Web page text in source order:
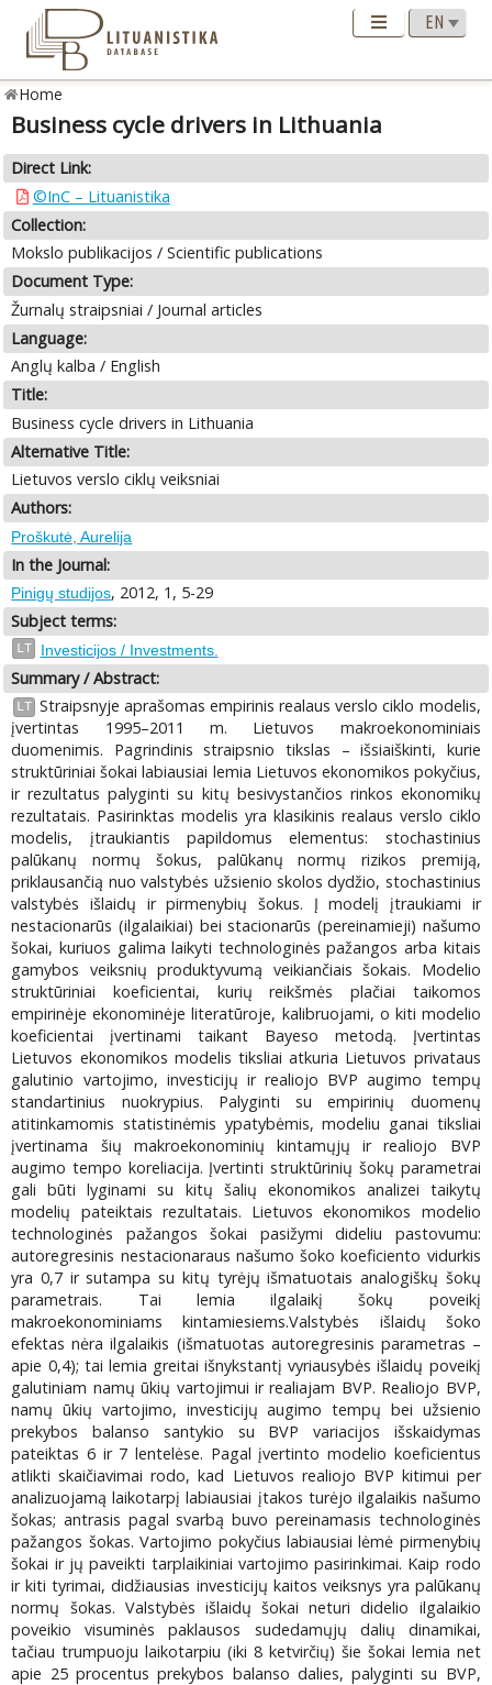
Home
Business cycle drivers in Lithuania
Direct Link:
©InC – Lituanistika
Collection:
Mokslo publikacijos / Scientific publications
Document Type:
Žurnalų straipsniai / Journal articles
Language:
Anglų kalba / English
Title:
Business cycle drivers in Lithuania
Alternative Title:
Lietuvos verslo ciklų veiksniai
Authors:
Proškutė, Aurelija
In the Journal:
Pinigų studijos, 2012, 1, 5-29
Subject terms:
LT Investicijos / Investments.
Summary / Abstract:
LT Straipsnyje aprašomas empirinis realaus verslo ciklo modelis,
įvertintas 1995–2011 m. Lietuvos makroekonominiais
duomenimis. Pagrindinis straipsnio tikslas – išsiaiškinti, kurie
struktūriniai šokai labiausiai lemia Lietuvos ekonomikos pokyčius,
ir rezultatus palyginti su kitų besivystančios rinkos ekonomikų
rezultatais. Pasirinktas modelis yra klasikinis realaus verslo ciklo
modelis, įtraukiantis papildomus elementus: stochastinius
palūkanų normų šokus, palūkanų normų rizikos premiją,
priklausančią nuo valstybės užsienio skolos dydžio, stochastinius
valstybės išlaidų ir pirmenybių šokus. Į modelį įtraukiami ir
nestacionarūs (ilgalaikiai) bei stacionarūs (pereinamieji) našumo
šokai, kuriuos galima laikyti technologinės pažangos arba kitais
gamybos veiksnių produktyvumą veikiančiais šokais. Modelio
struktūriniai koeficientai, kurių reikšmės plačiai taikomos
empirinėje ekonominėje literatūroje, kalibruojami, o kiti modelio
koeficientai įvertinami taikant Bayeso metodą. Įvertintas
Lietuvos ekonomikos modelis tiksliai atkuria Lietuvos privataus
galutinio vartojimo, investicijų ir realiojo BVP augimo tempų
standartinius nuokrypius. Palyginti su empirinių duomenų
atitinkamomis statistinėmis ypatybėmis, modeliu ganai tiksliai
įvertinama šių makroekonominių kintamųjų ir realiojo BVP
augimo tempo koreliacija. Įvertinti struktūrinių šokų parametrai
gali būti lyginami su kitų šalių ekonomikos analizei taikytų
modelių pateiktais rezultatais. Lietuvos ekonomikos modelio
technologinės pažangos šokai pasižymi dideliu pastovumu:
autoregresinis nestacionaraus našumo šoko koeficiento vidurkis
yra 0,7 ir sutampa su kitų tyrėjų išmatuotais analogiškų šokų
parametrais. Tai lemia ilgalaikį šokų poveikį
makroekonominiams kintamiesiems.Valstybės išlaidų šoko
efektas nėra ilgalaikis (išmatuotas autoregresinis parametras –
apie 0,4); tai lemia greitai išnykstantį vyriausybės išlaidų poveikį
galutiniam namų ūkių vartojimui ir realiajam BVP. Realiojo BVP,
namų ūkių vartojimo, investicijų augimo tempų bei užsienio
prekybos balanso santykio su BVP variacijos išskaidymas
pateiktas 6 ir 7 lentelėse. Pagal įvertinto modelio koeficientus
atlikti skaičiavimai rodo, kad Lietuvos realiojo BVP kitimui per
analizuojamą laikotarpį labiausiai įtakos turėjo ilgalaikis našumo
šokas; antrasis pagal svarbą buvo pereinamasis technologinės
pažangos šokas. Vartojimo pokyčius labiausiai lėmė pirmenybių
šokai ir jų paveikti tarplaikiniai vartojimo pasirinkimai. Kaip rodo
ir kiti tyrimai, didžiausias investicijų kaitos veiksnys yra palūkanų
normų šokas. Valstybės išlaidų šokai neturi didelio ilgalaikio
poveikio visuminės paklausos sudedamųjų dalių dinamikai,
tačiau trumpuoju laikotarpiu (iki 8 ketvirčių) šie šokai lemia net
apie 25 procentus prekybos balanso dalies, palyginti su BVP,